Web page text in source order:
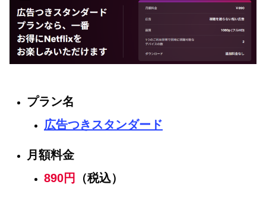
プラン名
広告つきスタンダード
月額料金
890円
（税込）